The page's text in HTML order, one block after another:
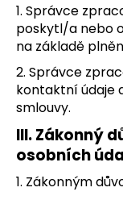
1. Správce
poskytl/a nebo
na základě
2. Správce
kontaktní údaje
smlouvy.
III.Zákonný
osobních
1. Zákonným
č
u
j
e
m
e
VELKÉ
RODINNÉ
3D